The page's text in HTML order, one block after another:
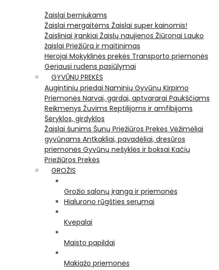
Žaislai berniukams
Žaislai mergaitėms Žaislai super kainomis!
Žaisliniai įrankiai Žaislų naujienos Žiūronai Lauko
žaislai Priežiūra ir maitinimas
Herojai Mokyklinės prekės Transporto priemonės
Geriausi rudens pasiūlymai
GYVŪNŲ PREKĖS
Augintinių priedai Naminių Gyvūnų Kirpimo
Priemonės Narvai, gardai, aptvararai Paukščiams
Reikmenys Žuvims Reptilijoms ir amfibijoms
Šėryklos, girdyklos
Žaislai šunims Šunų Priežiūros Prekės Vėžimėliai
gyvūnams Antkakliai, pavadėliai, dresūros
priemonės Gyvūnų nešyklės ir boksai Kačių
Priežiūros Prekės
GROŽIS
Grožio salonų įranga ir priemonės
Hialurono rūgšties serumai
Kvepalai
Maisto papildai
Makiažo priemonės